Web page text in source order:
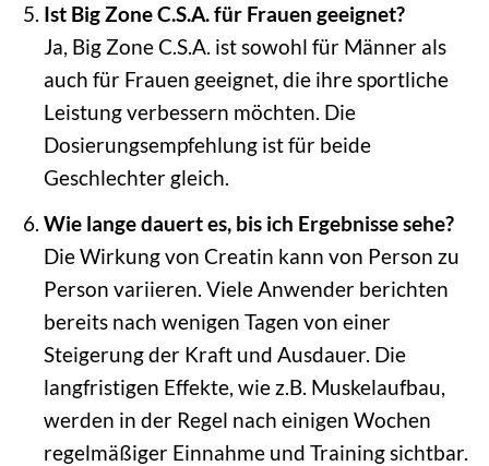
Ist Big Zone C.S.A. für Frauen geeignet?
Ja, Big Zone C.S.A. ist sowohl für Männer als
auch für Frauen geeignet, die ihre sportliche
Leistung verbessern möchten. Die
Dosierungsempfehlung ist für beide
Geschlechter gleich.
Wie lange dauert es, bis ich Ergebnisse sehe?
Die Wirkung von Creatin kann von Person zu
Person variieren. Viele Anwender berichten
bereits nach wenigen Tagen von einer
Steigerung der Kraft und Ausdauer. Die
langfristigen Effekte, wie z.B. Muskelaufbau,
werden in der Regel nach einigen Wochen
regelmäßiger Einnahme und Training sichtbar.